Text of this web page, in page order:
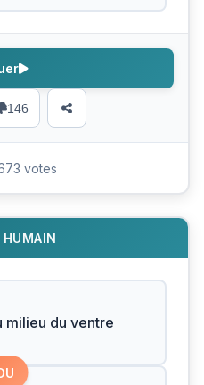
146
votes
HUMAIN
milieu du ventre